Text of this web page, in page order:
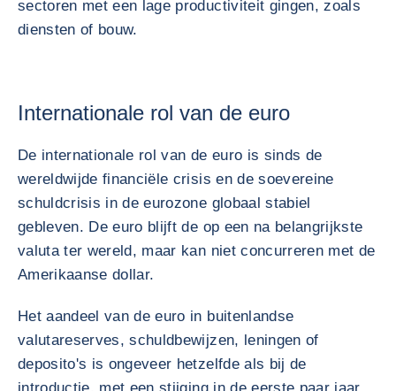
sectoren met een lage productiviteit gingen, zoals
diensten of bouw.
Internationale rol van de euro
De internationale rol van de euro is sinds de
wereldwijde financiële crisis en de soevereine
schuldcrisis in de eurozone globaal stabiel
gebleven. De euro blijft de op een na belangrijkste
valuta ter wereld, maar kan niet concurreren met de
Amerikaanse dollar.
Het aandeel van de euro in buitenlandse
valutareserves, schuldbewijzen, leningen of
deposito's is ongeveer hetzelfde als bij de